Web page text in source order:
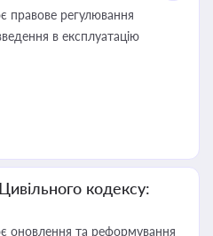
правове регулювання
в експлуатацію
кодексу:
оновлення та реформування